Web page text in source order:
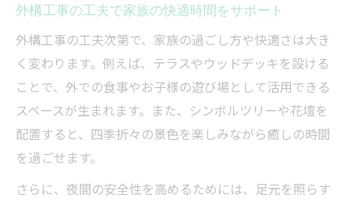
外構工事の工夫で家族の快適時間をサポート
外構工事の工夫次第で、家族の過ごし方や快適さは大き
く変わります。例えば、テラスやウッドデッキを設ける
ことで、外での食事やお子様の遊び場として活用できる
スペースが生まれます。また、シンボルツリーや花壇を
配置すると、四季折々の景色を楽しみながら癒しの時間
を過ごせます。
さらに、夜間の安全性を高めるためには、足元を照らす